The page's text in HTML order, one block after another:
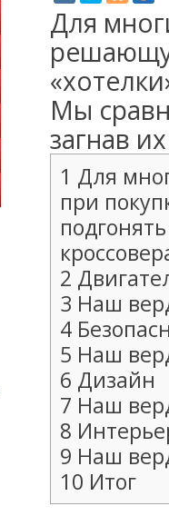
Для
Мы
загнав
1 Для
при
2
3 Наш
4
5 Наш
6 Дизайн
7 Наш
8
9 Наш
10 Итог